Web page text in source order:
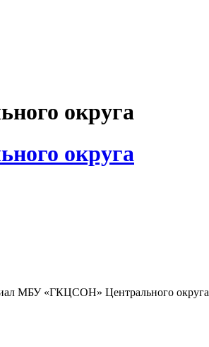
округа
округа
МБУ «ГКЦСОН» Центрального округа